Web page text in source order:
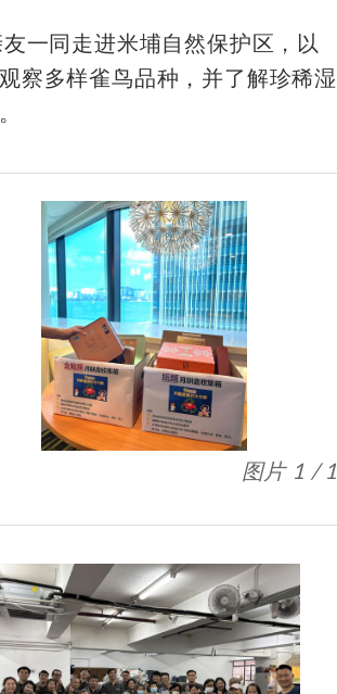
一同走进米埔自然保护区，以
察多样雀鸟品种，并了解珍稀湿
图片 1 / 1